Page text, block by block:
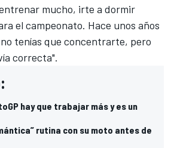
mucho, irte a dormir
el campeonato. Hace unos años
tenías que concentrarte, pero
correcta".
hay que trabajar más y es un
rutina con su moto antes de